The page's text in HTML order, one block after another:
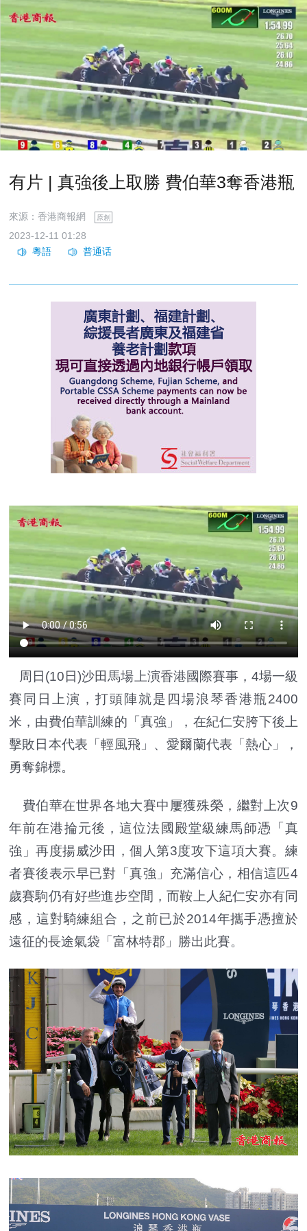
有片 | 真強後上取勝 費伯華3奪香港瓶
來源：香港商報網 原創
2023-12-11 01:28
周日(10日)沙田馬場上演香港國際賽事，4場一級
賽同日上演，打頭陣就是四場浪琴香港瓶2400
米，由費伯華訓練的「真強」，在紀仁安胯下後上
擊敗日本代表「輕風飛」、愛爾蘭代表「熱心」，
勇奪錦標。
費伯華在世界各地大賽中屢獲殊榮，繼對上次9
年前在港掄元後，這位法國殿堂級練馬師憑「真
強」再度揚威沙田，個人第3度攻下這項大賽。練
者賽後表示早已對「真強」充滿信心，相信這匹4
歲賽駒仍有好些進步空間，而鞍上人紀仁安亦有同
感，這對騎練組合，之前已於2014年攜手憑擅於
遠征的長途氣袋「富林特郡」勝出此賽。